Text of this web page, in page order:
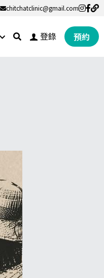
chitchatclinic@gmail.com
chitchatclinic@gmail.com
登錄 預約